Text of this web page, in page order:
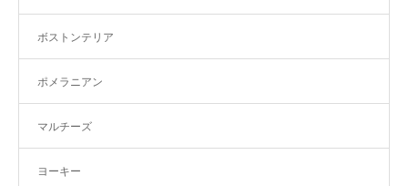
ボストンテリア
ポメラニアン
マルチーズ
ヨーキー